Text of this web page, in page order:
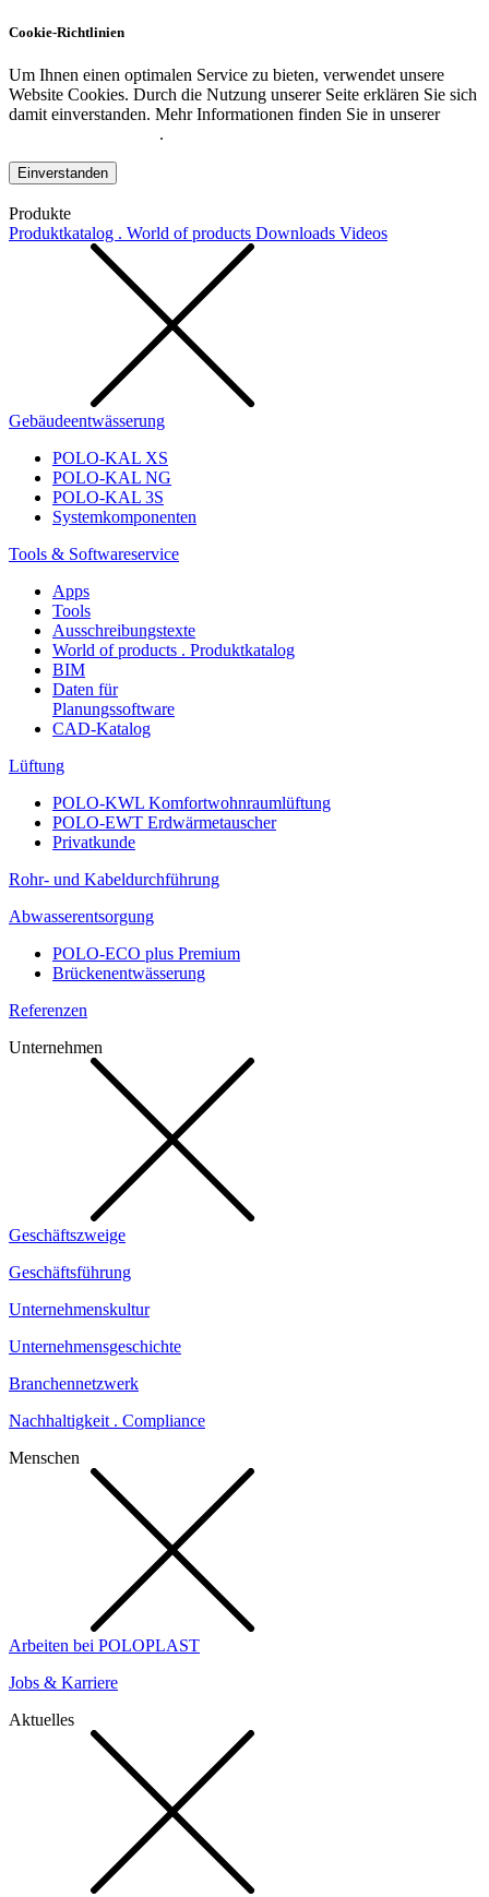
Cookie-Richtlinien
Um Ihnen einen optimalen Service zu bieten, verwendet unsere
Website Cookies. Durch die Nutzung unserer Seite erklären Sie sich
damit einverstanden. Mehr Informationen finden Sie in unserer
.
Einverstanden
Produkte
Produktkatalog . World of products Downloads Videos
Gebäudeentwässerung
POLO-KAL XS
POLO-KAL NG
POLO-KAL 3S
Systemkomponenten
Tools & Softwareservice
Apps
Tools
Ausschreibungstexte
World of products . Produktkatalog
BIM
Daten für
Planungssoftware
CAD-Katalog
Lüftung
POLO-KWL Komfortwohnraumlüftung
POLO-EWT Erdwärmetauscher
Privatkunde
Rohr- und Kabeldurchführung
Abwasserentsorgung
POLO-ECO plus Premium
Brückenentwässerung
Referenzen
Unternehmen
Geschäftszweige
Geschäftsführung
Unternehmenskultur
Unternehmensgeschichte
Branchennetzwerk
Nachhaltigkeit . Compliance
Menschen
Arbeiten bei POLOPLAST
Jobs & Karriere
Aktuelles